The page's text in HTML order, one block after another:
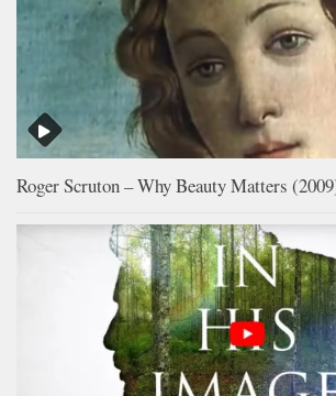
Roger Scruton – Why Beauty Matters